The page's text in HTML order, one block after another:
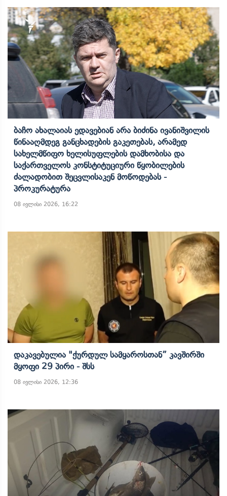
Ბაჩო Ახალაიას Ედავებიან Არა Ბიძინა Ივანიშვილის
Წინააღმდეგ Განცხადების Გაკეთებას, Არამედ
Სახელმწიფო Ხელისუფლების Დამხობისა Და
Საქართველოს Კონსტიტუციური Წყობილების
Ძალადობით Შეცვლისაკენ Მოწოდებას -
Პროკურატურა
08 ივლისი 2026, 16:22
Დაკავებულია "ქურდულ Სამყაროსთან” Კავშირში
Მყოფი 29 Პირი - Შსს
08 ივლისი 2026, 12:36